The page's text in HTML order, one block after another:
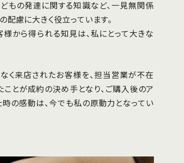
もの発達に関する知識など、一見無関係
慮に大きく役立っています。
から得られる知見は、私にとって大きな
く来店されたお客様を、担当営業が不在
とが成約の決め手となり、ご購入後のア
の感動は、今でも私の原動力となってい